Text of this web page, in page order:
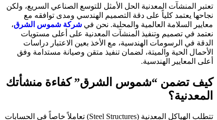
المنشآت المعدنية الحل الأمثل للتوسع الصناعي السريع، ولكن
يعتمد كلياً على دقة التصميم الهندسي ومدى توافقه مع
السلامة العالمية والمحلية. نحن فيشركة شموس الشرق،
في تصميم وتنفيذ المنشآت المعدنية على أعلى مستويات
في الرسومات الهندسية، مع الأخذ بعين الاعتبار دراسات
الحية والميتة، لضمان تنفيذ متقن وصيانة مستدامة وفق
المعايير الهندسية.
تضمن “شموس الشرق” كفاءة منشأتك
تتطلب الهياكل المعدنية (Steel Structures) تعاملاً خاصاً في الحسابات